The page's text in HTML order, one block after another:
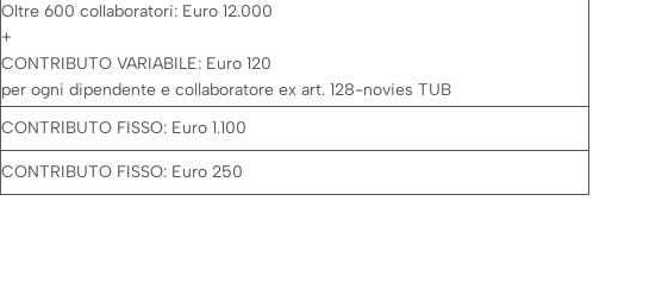
Oltre 600 collaboratori: Euro 12.000
+
CONTRIBUTO VARIABILE: Euro 120
per ogni dipendente e collaboratore ex art. 128-novies TUB
CONTRIBUTO FISSO: Euro 1.100
CONTRIBUTO FISSO: Euro 250